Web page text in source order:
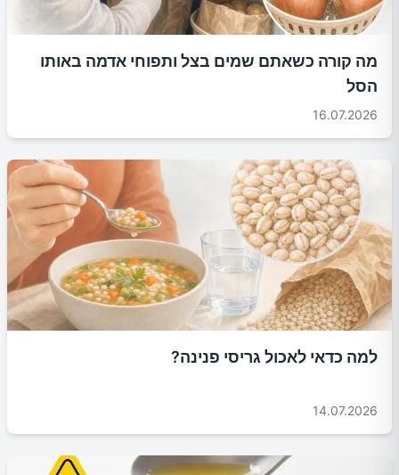
מה קורה כשאתם שמים בצל ותפוחי אדמה באותו
הסל
16.07.2026
למה כדאי לאכול גריסי פנינה?
14.07.2026